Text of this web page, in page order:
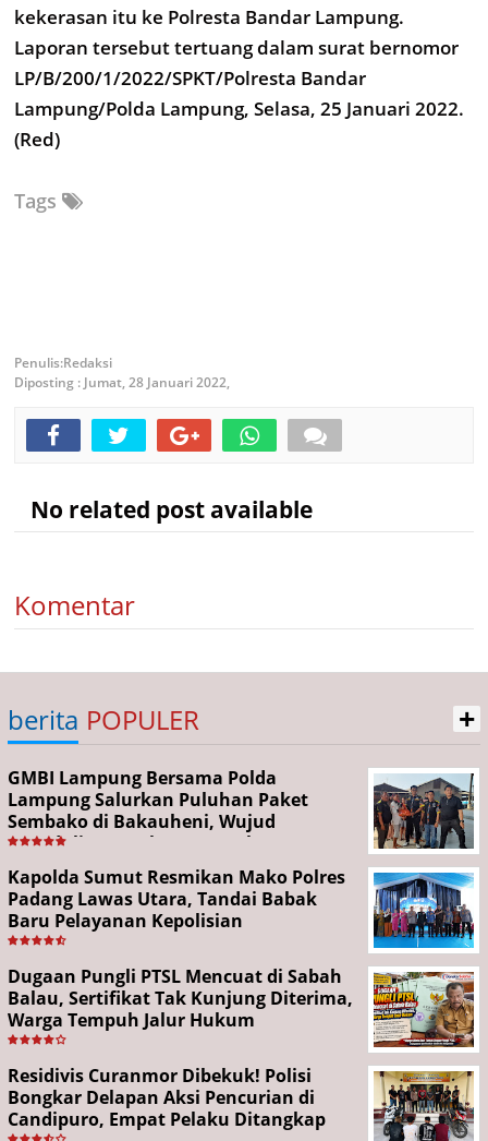
kekerasan itu ke Polresta Bandar Lampung.
Laporan tersebut tertuang dalam surat bernomor
LP/B/200/1/2022/SPKT/Polresta Bandar
Lampung/Polda Lampung, Selasa, 25 Januari 2022.
(Red)
Tags
Redaksi
Diposting : Jumat, 28 Januari 2022,
No related post available
Komentar
berita POPULER +
GMBI Lampung Bersama Polda
Lampung Salurkan Puluhan Paket
Sembako di Bakauheni, Wujud
Kepedulian Sambut HUT RI ke-81
Kapolda Sumut Resmikan Mako Polres
Padang Lawas Utara, Tandai Babak
Baru Pelayanan Kepolisian
Dugaan Pungli PTSL Mencuat di Sabah
Balau, Sertifikat Tak Kunjung Diterima,
Warga Tempuh Jalur Hukum
Residivis Curanmor Dibekuk! Polisi
Bongkar Delapan Aksi Pencurian di
Candipuro, Empat Pelaku Ditangkap